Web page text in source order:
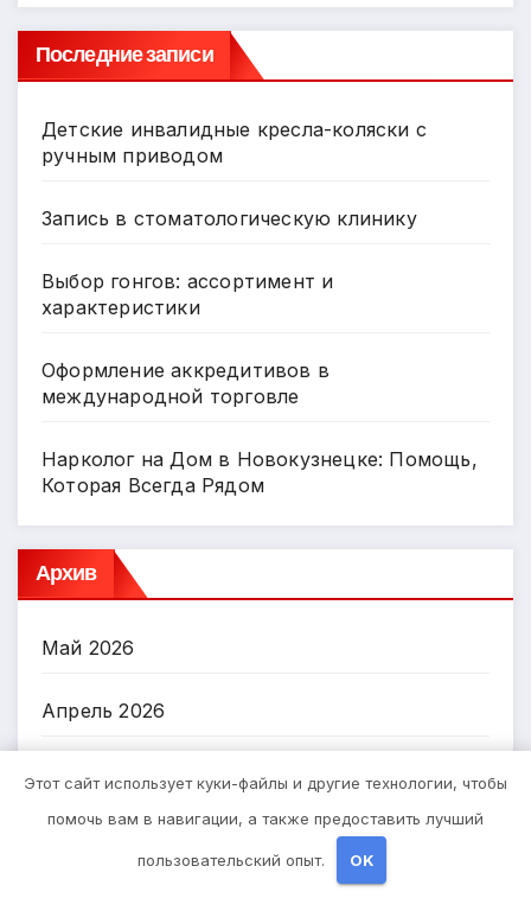
Последние записи
Детские инвалидные кресла-коляски с
ручным приводом
Запись в стоматологическую клинику
Выбор гонгов: ассортимент и
характеристики
Оформление аккредитивов в
международной торговле
Нарколог на Дом в Новокузнецке: Помощь,
Которая Всегда Рядом
Архив
Май 2026
Апрель 2026
Март 2026
Этот сайт использует куки-файлы и другие технологии, чтобы
помочь вам в навигации, а также предоставить лучший
пользовательский опыт. OK